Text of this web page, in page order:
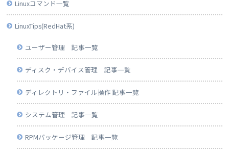
Linuxコマンド一覧
LinuxTips(RedHat系)
ユーザー管理 記事一覧
ディスク・デバイス管理 記事一覧
ディレクトリ・ファイル操作 記事一覧
システム管理 記事一覧
RPMパッケージ管理 記事一覧